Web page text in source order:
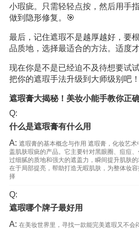
小瑕疵。只需轻轻点按，然后用手
做到隐形修复。🎯
最后，记住遮瑕不是越厚越好，要
品质地，选择最适合的方法。适度
现在你是不是已经迫不及待想要试
把你的遮瑕手法升级到大师级别吧
遮瑕膏大揭秘！美妆小能手教你正
Q:
什么是遮瑕膏有什么用
A: 遮瑕膏的基本概念与作用 遮瑕膏，化妆艺
盖肌肤瑕疵的产品。它主要针对黑眼圈、痘痘
过细腻的质地和强大的遮盖力，瞬间提升肌肤
在于局部提亮，帮助打造无暇肌肤，为整体妆
择
Q:
遮瑕哪个牌子最好用
A: 在美妆世界里，寻找一款能完美遮瑕又不会